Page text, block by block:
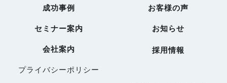
成功事例 お客様の声
セミナー案内 お知らせ
会社案内 採用情報
プライバシーポリシー